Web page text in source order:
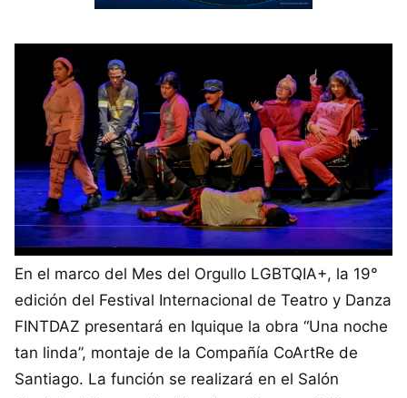
En el marco del Mes del Orgullo LGBTQIA+, la 19°
edición del Festival Internacional de Teatro y Danza
FINTDAZ presentará en Iquique la obra “Una noche
tan linda”, montaje de la Compañía CoArtRe de
Santiago. La función se realizará en el Salón